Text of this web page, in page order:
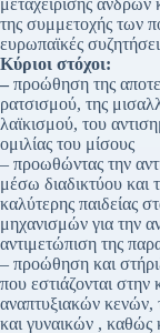
μεταχείρισης
της συμμετοχής των
ευρωπαϊκές
Κύριοι στόχοι:
– προώθηση της
ρατσισμού, της
λαϊκισμού, του
ομιλίας του μίσους
– προωθώντας την
μέσω διαδικτύου
καλύτερης παιδείας
μηχανισμών για την
αντιμετώπιση της
– προώθηση και
που εστιάζονται
αναπτυξιακών κενών,
και γυναικών , καθώς